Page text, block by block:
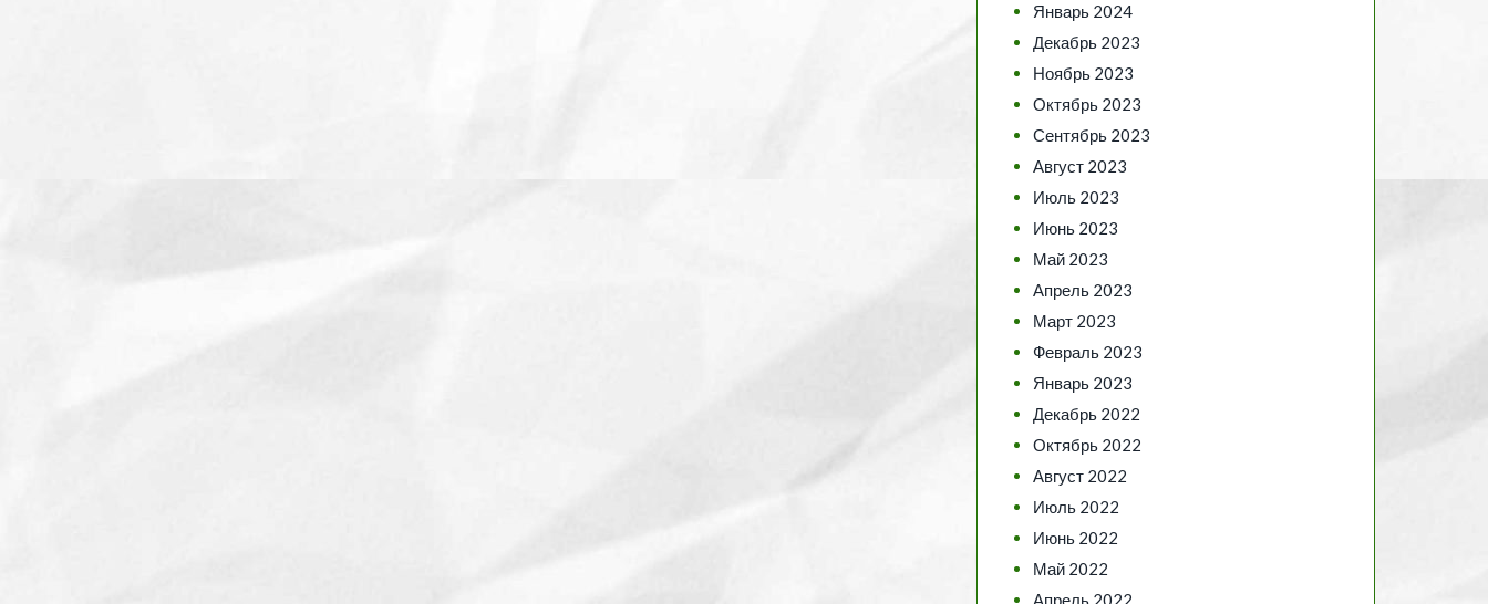
Январь 2024
Декабрь 2023
Ноябрь 2023
Октябрь 2023
Сентябрь 2023
Август 2023
Июль 2023
Июнь 2023
Май 2023
Апрель 2023
Март 2023
Февраль 2023
Январь 2023
Декабрь 2022
Октябрь 2022
Август 2022
Июль 2022
Июнь 2022
Май 2022
Апрель 2022